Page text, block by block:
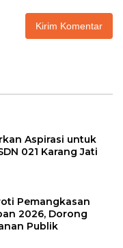
Aspirasi untuk
021 Karang Jati
Pemangkasan
2026, Dorong
Publik